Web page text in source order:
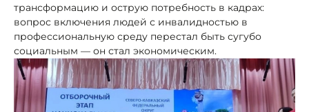
трансформацию и острую потребность в кадрах:
вопрос включения людей с инвалидностью в
профессиональную среду перестал быть сугубо
социальным — он стал экономическим.